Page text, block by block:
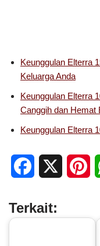
Keunggulan Elterra
Keluarga Anda
Keunggulan Elterra
Canggih dan Hemat
Keunggulan Elterra
c
Terkait: